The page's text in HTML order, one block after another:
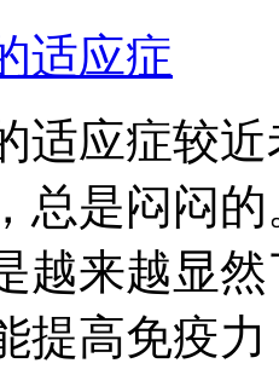
适应症
适应症较
总是闷闷
越来越显
提高免疫力